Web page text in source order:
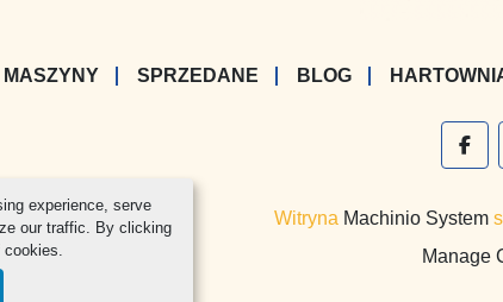
experience, serve
our traffic. By clicking
MASZYNY SPRZEDANE BLOG
Witryna Machinio System
Manage